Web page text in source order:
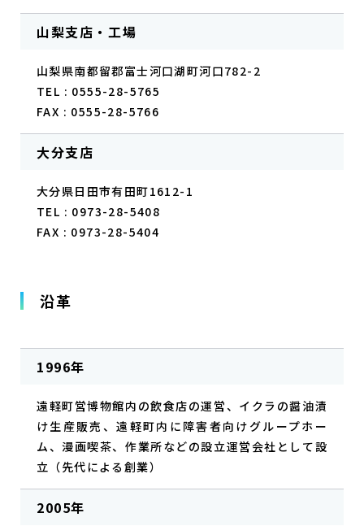
山梨支店・工場
山梨県南都留郡富士河口湖町河口782-2
TEL : 0555-28-5765
FAX : 0555-28-5766
大分支店
大分県日田市有田町1612-1
TEL : 0973-28-5408
FAX : 0973-28-5404
沿革
1996年
遠軽町営博物館内の飲食店の運営、イクラの醤油漬
け生産販売、遠軽町内に障害者向けグループホー
ム、漫画喫茶、作業所などの設立運営会社として設
立（先代による創業）
2005年